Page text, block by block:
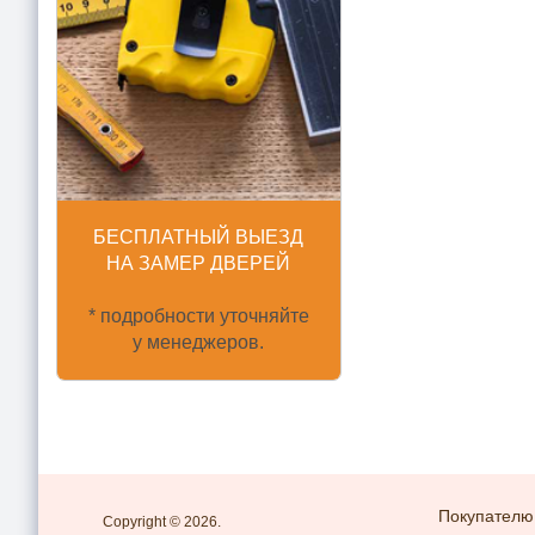
БЕСПЛАТНЫЙ ВЫЕЗД
НА ЗАМЕР ДВЕРЕЙ
* подробности уточняйте
у менеджеров.
Copyright © 2026. Покупателю